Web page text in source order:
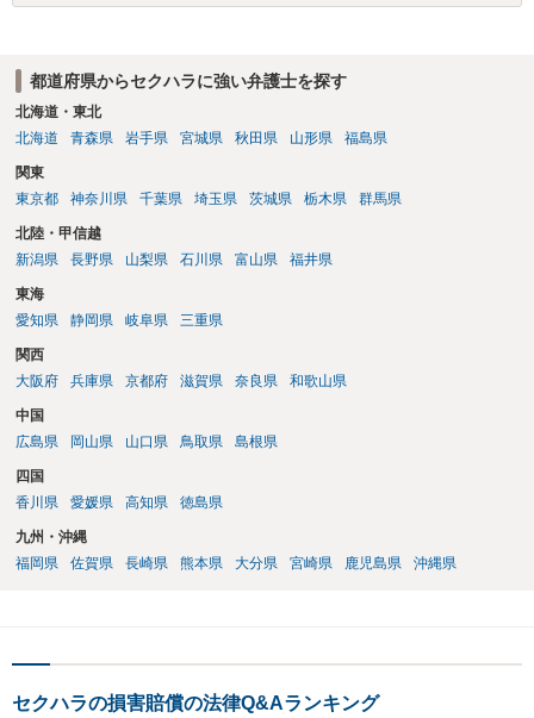
都道府県からセクハラに強い弁護士を探す
北海道・東北
北海道
青森県 岩手県 宮城県 秋田県 山形県 福島県
関東
東京都
神奈川県 千葉県 埼玉県 茨城県 栃木県 群馬県
北陸・甲信越
新潟県
長野県 山梨県 石川県 富山県 福井県
東海
愛知県
静岡県 岐阜県 三重県
関西
大阪府
兵庫県 京都府 滋賀県 奈良県 和歌山県
中国
広島県
岡山県 山口県 鳥取県 島根県
四国
香川県
愛媛県 高知県 徳島県
九州・沖縄
福岡県
佐賀県 長崎県 熊本県 大分県 宮崎県 鹿児島県 沖縄県
セクハラの損害賠償の法律Q&Aランキング